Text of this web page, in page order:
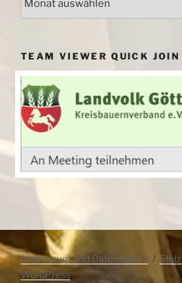
TEAM VIEWER QUICK JOIN
Impressum und Datenschutz
WordPress